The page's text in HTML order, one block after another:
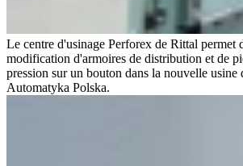
Le centre d'usinage Perforex de Rittal permet
modification d'armoires de distribution et de
pression sur un bouton dans la nouvelle usine
Automatyka Polska.